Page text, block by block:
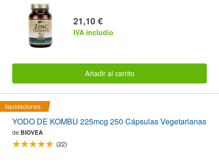
21,10 €
IVA includio
Añadir al carrito
liquidaciones
YODO DE KOMBU 225mcg 250 Cápsulas Vegetarianas
de BIOVEA
(22)